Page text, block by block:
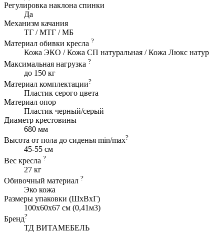
Регулировка наклона спинки
Да
Механизм качания
ТГ / МТГ / МБ
Материал обивки кресла ?
Кожа ЭКО / Кожа СП натуральная / Кожа Люкс натур
Максимальная нагрузка ?
до 150 кг
Материал комплектации?
Пластик серого цвета
Материал опор
Пластик черный/серый
Диаметр крестовины
680 мм
Высота от пола до сиденья min/max?
45-55 см
Вес кресла ?
27 кг
Обивочный материал ?
Эко кожа
Размеры упаковки (ШxВхГ)
100x60x67 см (0,41м3)
Бренд?
ТД ВИТАМЕБЕЛЬ